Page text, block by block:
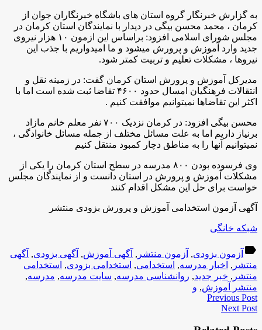
به گزارش خبرنگار گروه استان های باشگاه خبرنگاران جوان از
کرمان ، محمد محسن بیگی در دیدار با نمایندگان استان کرمان در
مجلس شورای اسلامی افزود: براساس این ازمون ۱۰ هزار نیروی
جدید وارد آموزش و پرورش میشود و ما امیدواریم با جذب این
نیروها ، مشکلات تعلیم و تربیت کمتر شود.
مدیرکل آموزش و پرورش استان کرمان گفت: در زمینه نقل و
انتقالات فرهنگیان امسال حدود ۴۶۰۰ تقاضا ثبت شده است اما با
اکثر این تقاضاها نمیتوانیم موافقت کنیم .
محسن بیگی افزود: در کرمان نزدیک ۷۰۰ نفر معلم خانم مازاد
برنیاز داریم اما به علت مسائل مختلف از جمله مسائل خانوادگی ،
نمیتوانیم آنها را به مناطق دچار کمبود منتقل کنیم
وی فرسوده بودن ۸۰۰ مدرسه در سطح استان کرمان را یکی از
مشکلات آموزش و پرورش در استان دانست و از نمایندگان مجلس
خواست برای حل این مشکل اقدام کنند
آگهی آزمون استخدامی آموزش و پرورش بزودی منتشر
شبکه خانگی
label آزمون بزودی, آزمون منتشر , آگهی آموزش, آگهی بزودی, آگهی
منتشر , اخبار مدرسه, استخدامی, استخدامی بزودی, استخدامی
منتشر , خبر جدید, روانشناسی مدرسه, سایت مدرسه, مدرسه,
منتشر آموزش, و
Previous Post
Next Post